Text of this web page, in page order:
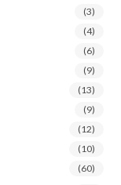
(3)
(4)
(6)
(9)
(13)
(9)
(12)
(10)
(60)